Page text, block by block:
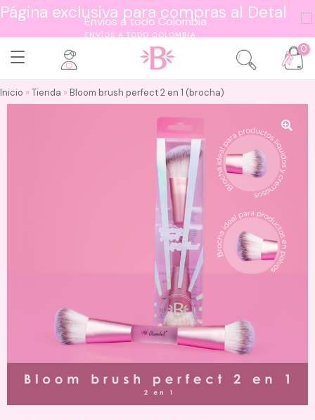
Página exclusiva para compras al Detal
ENVÍOS A TODO COLOMBIA
0
Inicio » Tienda » Bloom brush perfect 2 en 1 (brocha)